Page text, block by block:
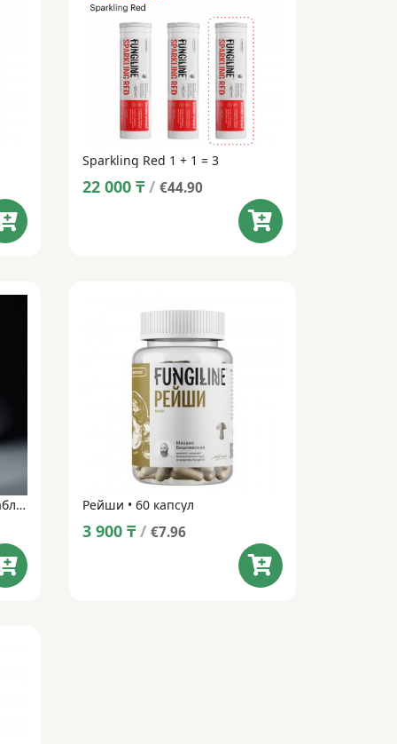
Sparkling Red 1 + 1 = 3
22 000 ₸ / €44.90
Sparkling Dark • Шипучие таблетки • 14 таблеток Рейши • 60 капсул
3 900 ₸ / €7.96